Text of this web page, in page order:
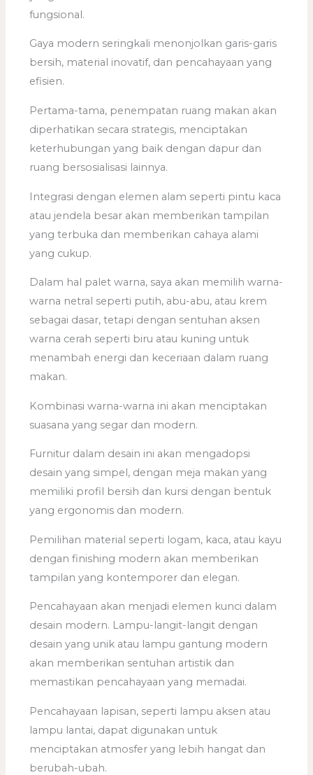
fungsional.
Gaya modern seringkali menonjolkan garis-garis
bersih, material inovatif, dan pencahayaan yang
efisien.
Pertama-tama, penempatan ruang makan akan
diperhatikan secara strategis, menciptakan
keterhubungan yang baik dengan dapur dan
ruang bersosialisasi lainnya.
Integrasi dengan elemen alam seperti pintu kaca
atau jendela besar akan memberikan tampilan
yang terbuka dan memberikan cahaya alami
yang cukup.
Dalam hal palet warna, saya akan memilih warna-
warna netral seperti putih, abu-abu, atau krem
sebagai dasar, tetapi dengan sentuhan aksen
warna cerah seperti biru atau kuning untuk
menambah energi dan keceriaan dalam ruang
makan.
Kombinasi warna-warna ini akan menciptakan
suasana yang segar dan modern.
Furnitur dalam desain ini akan mengadopsi
desain yang simpel, dengan meja makan yang
memiliki profil bersih dan kursi dengan bentuk
yang ergonomis dan modern.
Pemilihan material seperti logam, kaca, atau kayu
dengan finishing modern akan memberikan
tampilan yang kontemporer dan elegan.
Pencahayaan akan menjadi elemen kunci dalam
desain modern. Lampu-langit-langit dengan
desain yang unik atau lampu gantung modern
akan memberikan sentuhan artistik dan
memastikan pencahayaan yang memadai.
Pencahayaan lapisan, seperti lampu aksen atau
lampu lantai, dapat digunakan untuk
menciptakan atmosfer yang lebih hangat dan
berubah-ubah.